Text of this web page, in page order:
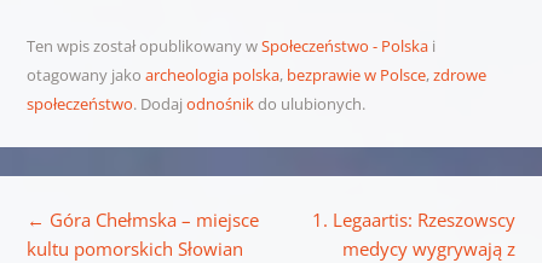
Ten wpis został opublikowany wSpołeczeństwo - Polskai
otagowany jako archeologia polska, bezprawie w Polsce,zdrowe
społeczeństwo. Dodaj odnośnikdo ulubionych.
← Góra Chełmska – miejsce
kultu pomorskich Słowian
1. Legaartis: Rzeszowscy
medycy wygrywają z